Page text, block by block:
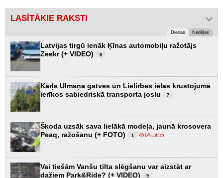
LASĪTĀKIE RAKSTI
Dienas Nedēļas
Latvijas tirgū ienāk Ķīnas automobiļu ražotājs
Zeekr (+ VIDEO)
6
Kārļa Ulmaņa gatves un Lielirbes ielas krustojumā
ierīkos sabiedriskā transporta joslu
7
Škoda uzsāk sava lielākā modeļa, jaunā krosovera
Peaq, ražošanu (+ FOTO)
1
Vai tiešām Vanšu tilta slēgšanu var aizstāt ar
dažiem Park&Ride? (+ VIDEO)
9